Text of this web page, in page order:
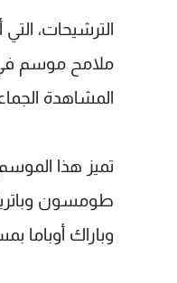
الترشيحات،
ملامح موسم في
المشاهدة
تميز هذا
وباراك ​أوباما